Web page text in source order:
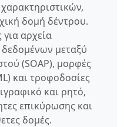
δομή δέντρου.
αρχεία
μεταξύ
(SOAP), μορφές
και τροφοδοσίες
και ρητό,
επικύρωσης και
δομές.